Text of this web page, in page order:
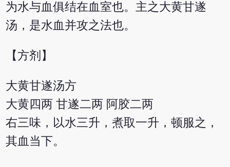
为水与血俱结在血室也。主之大黄甘遂
汤，是水血并攻之法也。
【方剂】
大黄甘遂汤方
大黄四两 甘遂二两 阿胶二两
右三味，以水三升，煮取一升，顿服之，
其血当下。